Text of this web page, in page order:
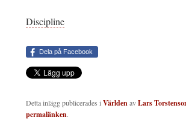
Discipline
Dela på Facebook
Detta inlägg publicerades iVärldenavLars
permalänken.